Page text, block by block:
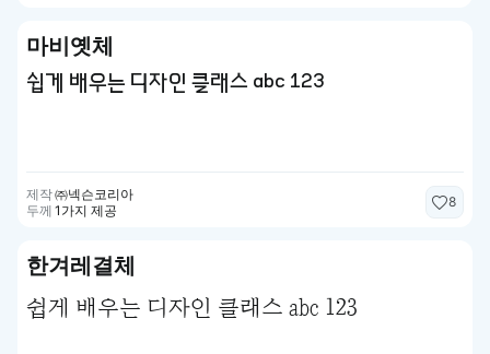
마비옛체
쉽게 배우는 디자인 클래스 abc 123
제작㈜넥슨코리아
두께 1가지 제공
8
한겨레결체
쉽게 배우는 디자인 클래스 abc 123